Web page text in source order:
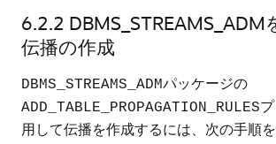
6.2.2 DBMS_STREAMS_ADM
伝播の作成
DBMS_STREAMS_ADMパッケージの
ADD_TABLE_PROPAGATION_RULES
用して伝播を作成するには、次の手順を